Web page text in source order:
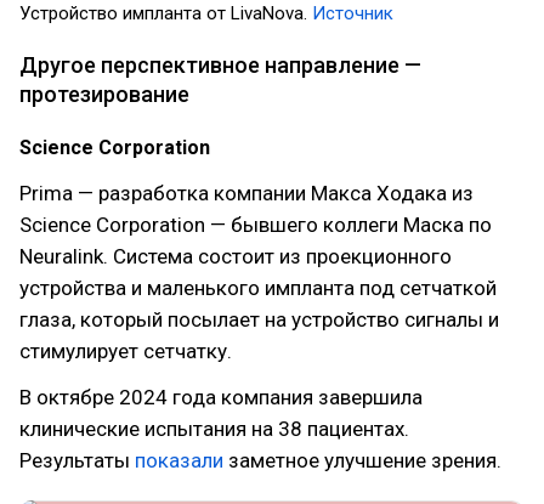
Устройство импланта от LivaNova. Источник
Другое перспективное направление —
протезирование
Science Corporation
Prima — разработка компании Макса Ходака из
Science Corporation — бывшего коллеги Маска по
Neuralink. Система состоит из проекционного
устройства и маленького импланта под сетчаткой
глаза, который посылает на устройство сигналы и
стимулирует сетчатку.
В октябре 2024 года компания завершила
клинические испытания на 38 пациентах.
Результаты показали заметное улучшение зрения.